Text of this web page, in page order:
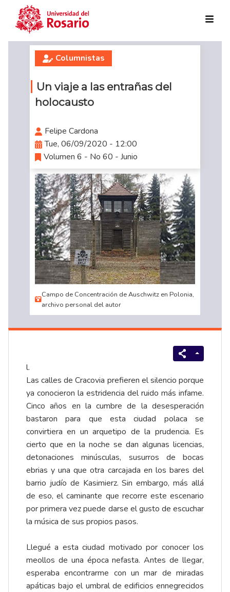
Skip to main content
Columnistas
Un viaje a las entrañas del
holocausto
Felipe Cardona
Tue, 06/09/2020 - 12:00
Volumen 6 - No 60 - Junio
Campo de Concentración de Auschwitz en Polonia,
archivo personal del autor
l.
Las calles de Cracovia prefieren el silencio porque
ya conocieron la estridencia del ruido más infame.
Cinco años en la cumbre de la desesperación
bastaron para que esta ciudad polaca se
convirtiera en un arquetipo de la prudencia. Es
cierto que en la noche se dan algunas licencias,
detonaciones minúsculas, susurros de bocas
ebrias y una que otra carcajada en los bares del
barrio judío de Kasimierz. Sin embargo, más allá
de eso, el caminante que recorre este escenario
por primera vez puede darse el gusto de escuchar
la música de sus propios pasos.
Llegué a esta ciudad motivado por conocer los
meollos de una época nefasta. Antes de llegar,
esperaba encontrarme con un mar de miradas
apáticas bajo el umbral de edificios ennegrecidos